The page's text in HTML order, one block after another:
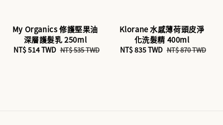
My Organics 修護堅果油
深層護髮乳 250ml
Sale
NT$ 514 TWD Regular
NT$ 535 TWD
Klorane 水感薄荷頭皮淨
化洗髮精 400ml
Sale
NT$ 835 TWD Regular
NT$ 870 TWD